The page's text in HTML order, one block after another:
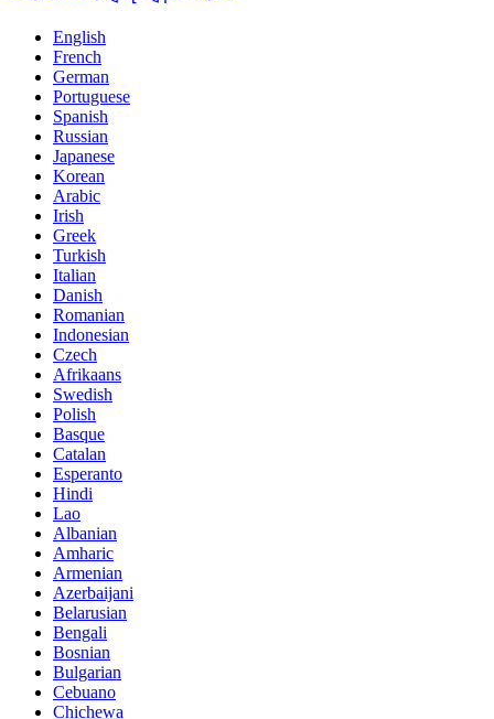
English
French
German
Portuguese
Spanish
Russian
Japanese
Korean
Arabic
Irish
Greek
Turkish
Italian
Danish
Romanian
Indonesian
Czech
Afrikaans
Swedish
Polish
Basque
Catalan
Esperanto
Hindi
Lao
Albanian
Amharic
Armenian
Azerbaijani
Belarusian
Bengali
Bosnian
Bulgarian
Cebuano
Chichewa